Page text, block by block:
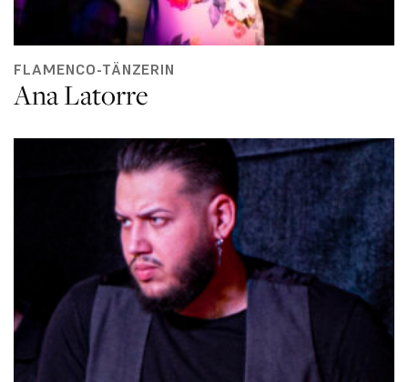
FLAMENCO-TÄNZERIN
Ana Latorre